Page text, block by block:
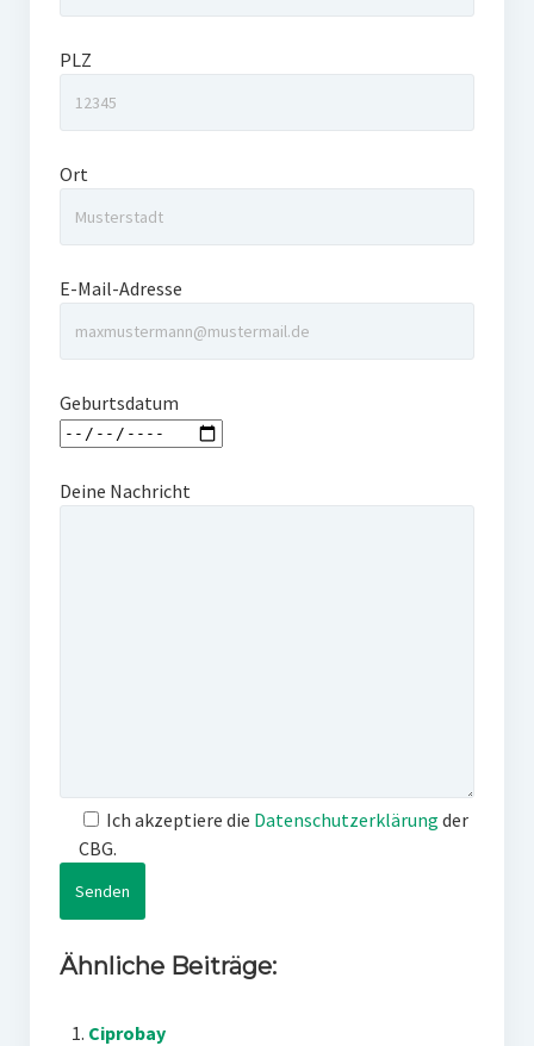
PLZ
Ort
E-Mail-Adresse
Geburtsdatum
Deine Nachricht
Ich akzeptiere die Datenschutzerklärung der
CBG.
Ähnliche Beiträge:
Ciprobay